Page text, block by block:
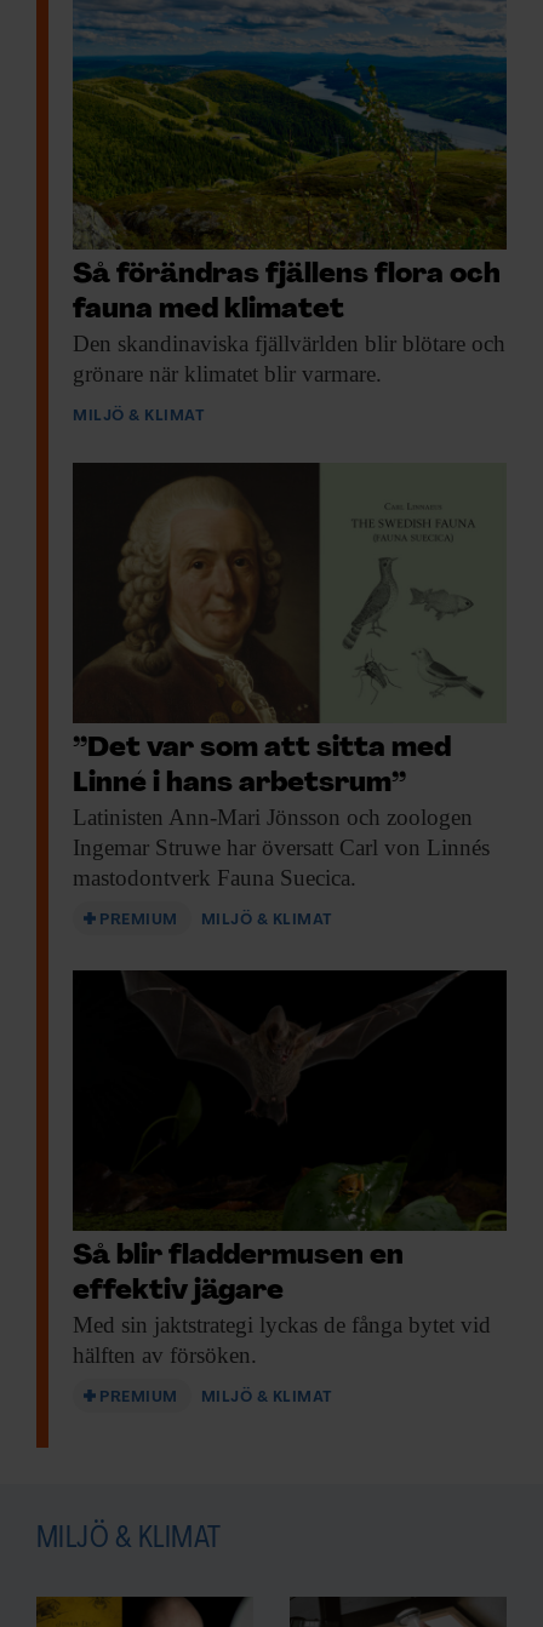
Så förändras fjällens flora och
fauna med klimatet
Den skandinaviska fjäll­världen blir blötare och
grönare när klimatet blir varmare.
MILJÖ & KLIMAT
”Det var som att sitta med
Linné i hans arbetsrum”
Latinisten Ann-Mari Jönsson och zoologen
Ingemar Struwe har översatt Carl von Linnés
mastodontverk Fauna Suecica.
PREMIUM MILJÖ & KLIMAT
Så blir fladdermusen en
effektiv jägare
Med sin jaktstrategi lyckas de fånga bytet vid
hälften av försöken.
PREMIUM MILJÖ & KLIMAT
MILJÖ & KLIMAT